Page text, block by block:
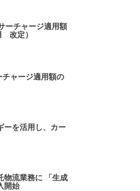
ーチャージ適用額
改定）
ャージ適用額の
ーを活用し、カー
物流業務に 「生成
開始